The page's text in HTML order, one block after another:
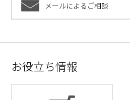
メールによるご相談
お役立ち情報